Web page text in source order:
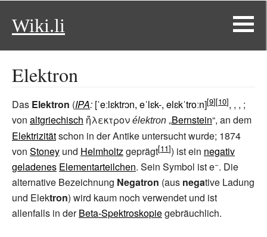
Wiki.li
Elektron
Das Elektron (IPA: [ˈeːlɛktrɔn, eˈlɛk-, elɛkˈtroːn]
, , , ;
von altgriechisch ἤλεκτρον élektron „Bernstein“, an dem
Elektrizitätschon in der Antike untersucht wurde; 1874
von Stoney und Helmholtzgeprägt ) ist ein negativ
geladenes Elementarteilchen. Sein Symbol ist e−. Die
alternative Bezeichnung Negatron (aus negative Ladung
und Elektron) wird kaum noch verwendet und ist
allenfalls in derBeta-Spektroskopiegebräuchlich.